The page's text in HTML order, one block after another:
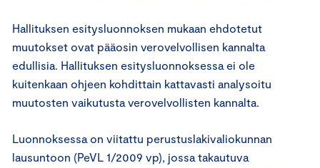
Hallituksen esitysluonnoksen mukaan ehdotetut
muutokset ovat pääosin verovelvollisen kannalta
edullisia. Hallituksen esitysluonnoksessa ei ole
kuitenkaan ohjeen kohdittain kattavasti analysoitu
muutosten vaikutusta verovelvollisten kannalta.
Luonnoksessa on viitattu perustuslakivaliokunnan
lausuntoon (PeVL 1/2009 vp), jossa takautuva